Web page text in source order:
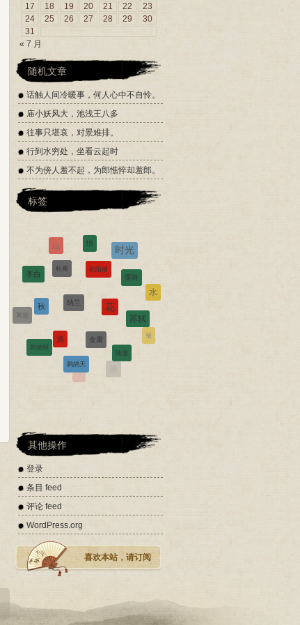
17 18 19 20 21 22
23
24
25 26 27 28 29
30
31
« 7 月
随机文章
话触人间冷暖事，何人心中不自怜。
庙小妖风大，池浅王八多
往事只堪哀，对景难排。
行到水穷处，坐看云起时
不为傍人羞不起，为郎憔悴却羞郎。
标签
山
情
时光
李白
杜甫
水
郭德纲
其他操作
登录
条目 feed
评论 feed
WordPress.org
喜欢本站，请订阅